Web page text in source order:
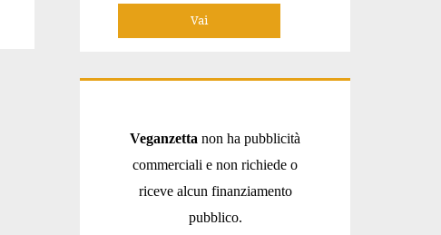
Veganzetta non ha pubblicità
commerciali e non richiede o
riceve alcun finanziamento
pubblico.